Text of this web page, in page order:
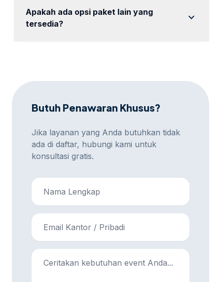
Apakah ada opsi paket lain yang
tersedia?
expand_more
Butuh Penawaran Khusus?
Jika layanan yang Anda butuhkan tidak
ada di daftar, hubungi kami untuk
konsultasi gratis.